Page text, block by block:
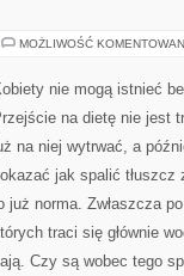
MOŻLIWOŚĆ
nie mogą istnieć
na dietę nie jest
na niej wytrwać, a
jak spalić
już norma. Zwłaszcza
traci się głównie
Czy są wobec tego